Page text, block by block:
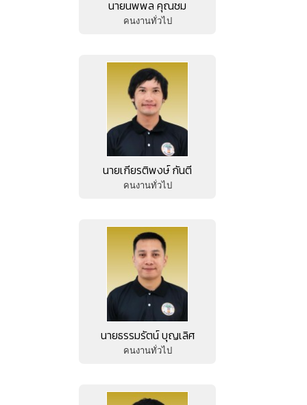
นายนพพล คุณชม
คนงานทั่วไป
นายเกียรติพงษ์ กันตี
คนงานทั่วไป
นายธรรมรัตน์ บุญเลิศ
คนงานทั่วไป